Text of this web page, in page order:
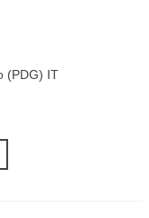
(PDG) IT